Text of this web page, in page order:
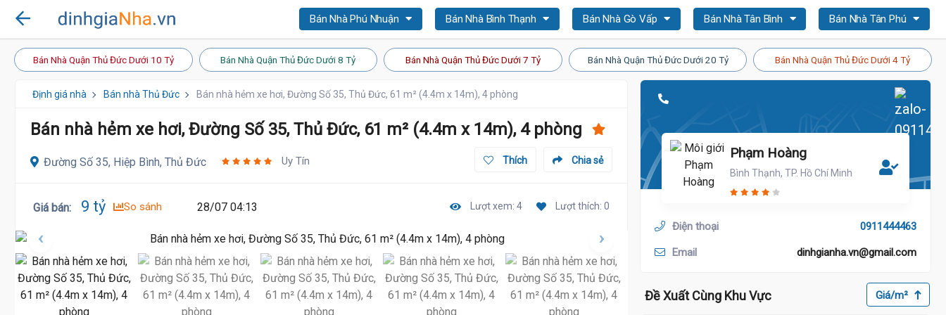
Bán Nhà Phú Nhuận Bán Nhà Bình Thạnh Bán Nhà Gò Vấp Bán Nhà Tân Bình Bán Nhà Tân Phú
Bán Nhà Quận Thủ Đức Dưới 10 Tỷ Bán Nhà Quận Thủ Đức Dưới 8 Tỷ Bán Nhà Quận Thủ Đức Dưới 7 Tỷ Bán Nhà Quận Thủ Đức Dưới 20 Tỷ Bán Nhà Quận Thủ Đức Dưới 4 Tỷ
Định giá nhà Bán nhà Thủ Đức Bán nhà hẻm xe hơi, Đường Số 35, Thủ Đức, 61 m² (4.4m x 14m), 4 phòng
Bán nhà hẻm xe hơi, Đường Số 35, Thủ Đức, 61 m² (4.4m x 14m), 4 phòng
Đường Số 35, Hiệp Bình, Thủ Đức Uy Tín Chia sẻ
Thích
Giá bán: 9 tỷ So sánh 28/07 04:13 Lượt xem: 4 Lượt thích: 0
Phạm Hoàng
Bình Thạnh, TP. Hồ Chí Minh
Điện thoại 0911444463
Email dinhgianha.vn@gmail.com
Đề Xuất Cùng Khu Vực Giá/m²